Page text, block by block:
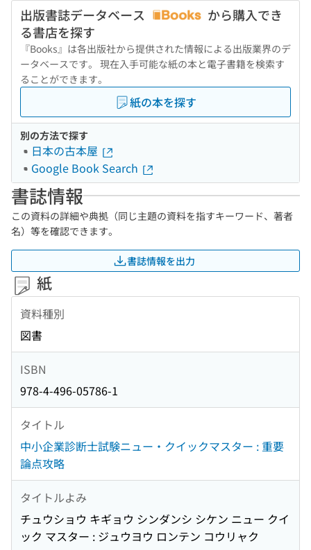
出版書誌データベース
から購入でき
る書店を探す
『Books』は各出版社から提供された情報による出版業界のデ
ータベースです。 現在入手可能な紙の本と電子書籍を検索す
ることができます。
紙の本を探す
別の方法で探す
日本の古本屋
Google Book Search
書誌情報
この資料の詳細や典拠（同じ主題の資料を指すキーワード、著者
名）等を確認できます。
書誌情報を出力
紙
資料種別
図書
ISBN
978-4-496-05786-1
タイトル
中小企業診断士試験ニュー・クイックマスター : 重要
論点攻略
タイトルよみ
チュウショウ キギョウ シンダンシ シケン ニュー クイ
ック マスター : ジュウヨウ ロンテン コウリャク